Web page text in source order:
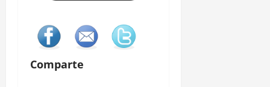
Comparte